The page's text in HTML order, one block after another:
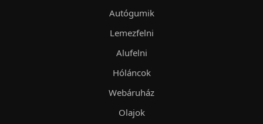
Autógumik
Lemezfelni
Alufelni
Hóláncok
Webáruház
Olajok